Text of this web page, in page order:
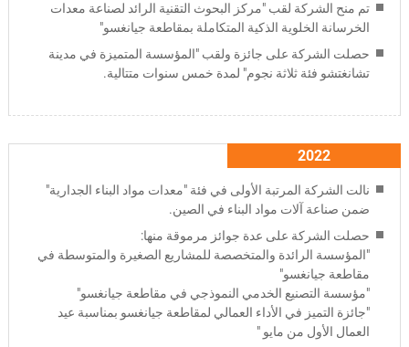
تم منح الشركة لقب "مركز البحوث التقنية الرائد لصناعة معدات
الخرسانة الخلوية الذكية المتكاملة بمقاطعة جيانغسو"
حصلت الشركة على جائزة ولقب "المؤسسة المتميزة في مدينة
تشانغتشو فئة ثلاثة نجوم" لمدة خمس سنوات متتالية.
2022
نالت الشركة المرتبة الأولى في فئة "معدات مواد البناء الجدارية"
ضمن صناعة آلات مواد البناء في الصين.
حصلت الشركة على عدة جوائز مرموقة منها:
"المؤسسة الرائدة والمتخصصة للمشاريع الصغيرة والمتوسطة في
مقاطعة جيانغسو"
"مؤسسة التصنيع الخدمي النموذجي في مقاطعة جيانغسو"
"جائزة التميز في الأداء العمالي لمقاطعة جيانغسو بمناسبة عيد
العمال الأول من مايو "